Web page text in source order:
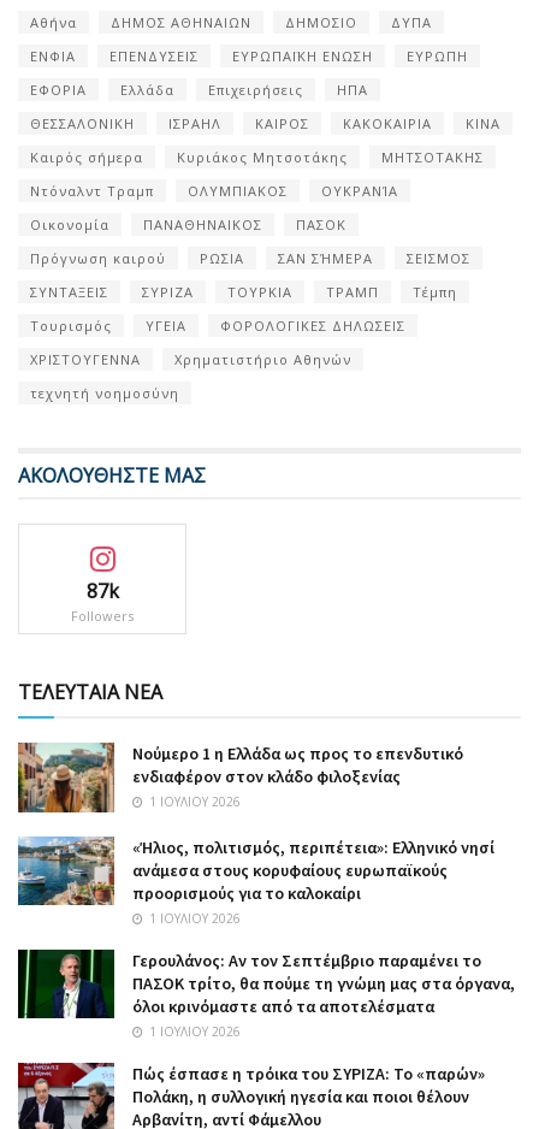
Αθήνα
ΔΗΜΟΣ ΑΘΗΝΑΙΩΝ ΔΗΜΟΣΙΟ
ΔΥΠΑ
ΕΝΦΙΑ
ΕΠΕΝΔΥΣΕΙΣ ΕΥΡΩΠΑΪΚΗ ΕΝΩΣΗ
ΕΥΡΩΠΗ
ΕΦΟΡΙΑ
Ελλάδα Επιχειρήσεις
ΗΠΑ
ΘΕΣΣΑΛΟΝΙΚΗ
ΙΣΡΑΗΛ ΚΑΙΡΟΣ ΚΑΚΟΚΑΙΡΙΑ
ΚΙΝΑ
Καιρός σήμερα
Κυριάκος Μητσοτάκης
ΜΗΤΣΟΤΑΚΗΣ
Ντόναλντ Τραμπ
ΟΛΥΜΠΙΑΚΟΣ
ΟΥΚΡΑΝΊΑ
Οικονομία
ΠΑΝΑΘΗΝΑΙΚΟΣ
ΠΑΣΟΚ
Πρόγνωση καιρού
ΡΩΣΙΑ ΣΑΝ ΣΉΜΕΡΑ
ΣΕΙΣΜΟΣ
ΣΥΝΤΑΞΕΙΣ
ΣΥΡΙΖΑ ΤΟΥΡΚΙΑ ΤΡΑΜΠ
Τέμπη
Τουρισμός
ΥΓΕΙΑ
ΦΟΡΟΛΟΓΙΚΕΣ ΔΗΛΩΣΕΙΣ
ΧΡΙΣΤΟΥΓΕΝΝΑ
Χρηματιστήριο Αθηνών
τεχνητή νοημοσύνη
ΑΚΟΛΟΥΘΗΣΤΕ ΜΑΣ
87k
Followers
ΤΕΛΕΥΤΑΙΑ ΝΕΑ
Nούμερο 1 η Ελλάδα ως προς το επενδυτικό
ενδιαφέρον στον κλάδο φιλοξενίας
1 ΙΟΥΛΊΟΥ 2026
«Ήλιος, πολιτισμός, περιπέτεια»: Ελληνικό νησί
ανάμεσα στους κορυφαίους ευρωπαϊκούς
προορισμούς για το καλοκαίρι
1 ΙΟΥΛΊΟΥ 2026
Γερουλάνος: Αν τον Σεπτέμβριο παραμένει το
ΠΑΣΟΚ τρίτο, θα πούμε τη γνώμη μας στα όργανα,
όλοι κρινόμαστε από τα αποτελέσματα
1 ΙΟΥΛΊΟΥ 2026
Πώς έσπασε η τρόικα του ΣΥΡΙΖΑ: Το «παρών»
Πολάκη, η συλλογική ηγεσία και ποιοι θέλουν
Αρβανίτη, αντί Φάμελλου